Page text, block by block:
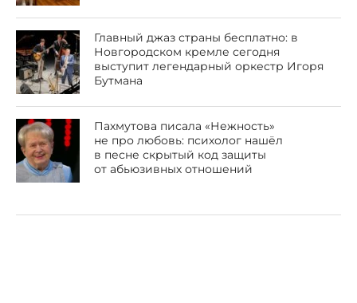
Главный джаз страны бесплатно: в
Новгородском кремле сегодня
выступит легендарный оркестр Игоря
Бутмана
Пахмутова писала «Нежность»
не про любовь: психолог нашёл
в песне скрытый код защиты
от абьюзивных отношений